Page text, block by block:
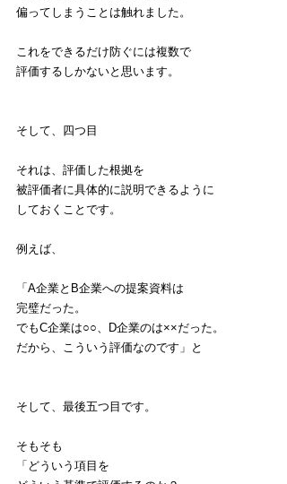
偏ってしまうことは触れました。
これをできるだけ防ぐには複数で
評価するしかないと思います。
そして、四つ目
それは、評価した根拠を
被評価者に具体的に説明できるように
しておくことです。
例えば、
「A企業とB企業への提案資料は
完璧だった。
でもC企業は○○、D企業のは××だった。
だから、こういう評価なのです」と
そして、最後五つ目です。
そもそも
「どういう項目を